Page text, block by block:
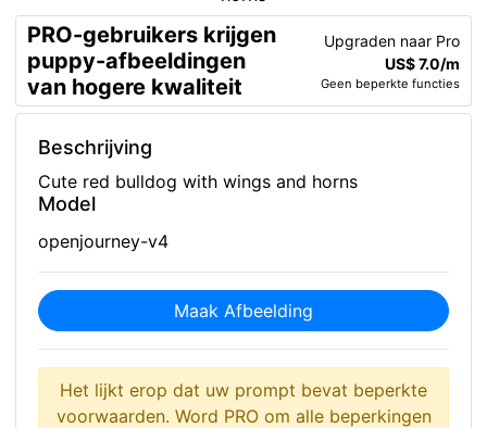
PRO-gebruikers krijgen
puppy-afbeeldingen
van hogere kwaliteit
Upgraden naar Pro
US$ 7.0/m
Geen beperkte functies
Beschrijving
Cute red bulldog with wings and horns
Model
openjourney-v4
Maak Afbeelding
Het lijkt erop dat uw prompt bevat beperkte
voorwaarden. Word PRO om alle beperkingen